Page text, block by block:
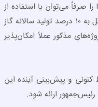
صرفاً می‌توان با استفاده از
اهرم انرژی بالفعل کرد. محاسبات انجام شده نشان می‌دهد پیشبرد پروژه‌های ژئوپلتیکی دارای اولویت کشور حداقل به ۱۰ درصد تولید سالانه گاز
مذکور عملاً امکان‌پذیر
کنونی و پیش‌بینی آینده این
ارائه شود.